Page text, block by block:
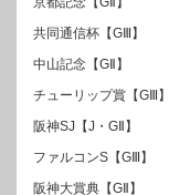
共同通信杯【GⅢ】
中山記念【GⅡ】
チューリップ賞【GⅢ
阪神SJ【J・GⅡ】
ファルコンS【GⅢ】
阪神大賞典【GⅡ】